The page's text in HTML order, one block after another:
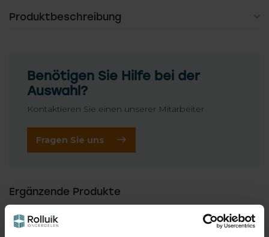
Produktbeschreibung
Benötigen Sie Hilfe bei der
Auswahl?
Kontaktieren Sie einen unserer Mitarbeiter
Fragen Sie uns
Ergänzende Produkte
Bircher DW Schalter PVC- 4,95